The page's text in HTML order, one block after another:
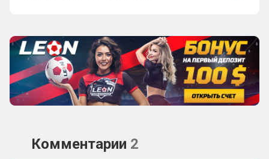
Комментарии 2